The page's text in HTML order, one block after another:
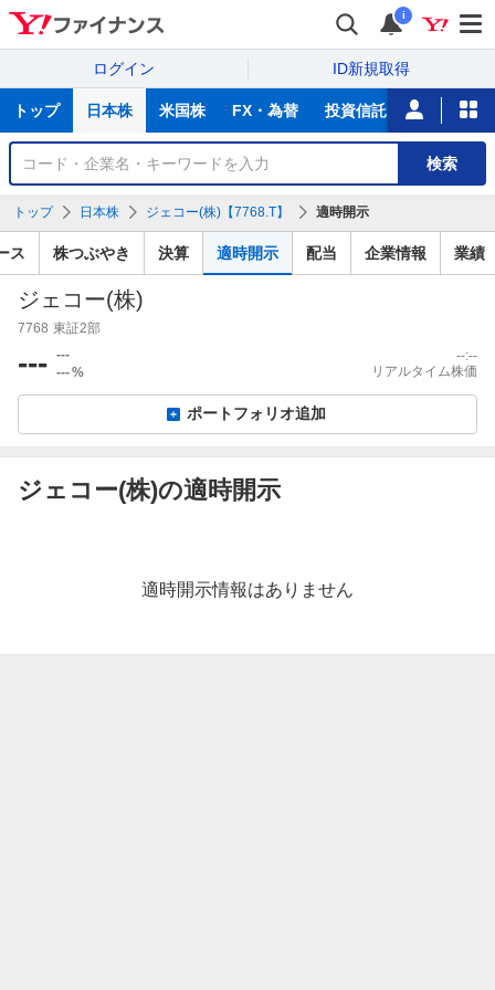
i
ログイン ID新規取得
サ
トップ 日本株 米国株 FX・為替 投資信託 ニュース
銘
検
索
検索
トップ 日本株 ジェコー(株)【7768.T】 適時開示
ス 株つぶやき 決算 適時開示 配当 企業情報 業績
ジェコー(株)
7768 東証2部
--- ---
---%
--:--
リアルタイム株価
ポートフォリオ追加
ジェコー(株)の適時開示
報
適時開示情報はありません